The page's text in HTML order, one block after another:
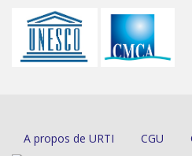
A propos de URTI CGU